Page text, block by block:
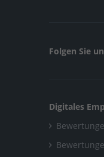
Folgen Sie
Digitales